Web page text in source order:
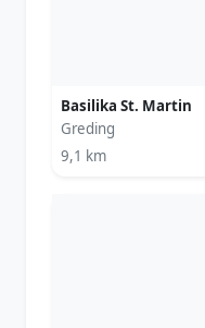
Basilika St. Martin
Greding
9,1 km